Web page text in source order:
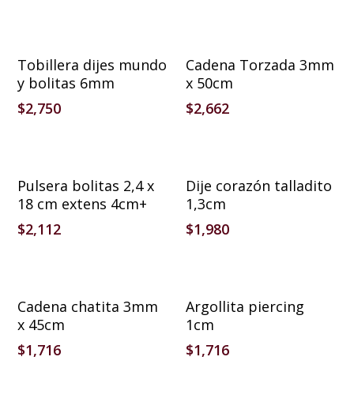
Añadir Al Carrito
Tobillera dijes mundo
y bolitas 6mm
$2,750
Añadir Al Carrito
Cadena Torzada 3mm
x 50cm
$2,662
Añadir Al Carrito
Pulsera bolitas 2,4 x
18 cm extens 4cm+
$2,112
Añadir Al Carrito
Dije corazón talladito
1,3cm
$1,980
Añadir Al Carrito
Cadena chatita 3mm
x 45cm
$1,716
Argollita piercing
1cm
$1,716